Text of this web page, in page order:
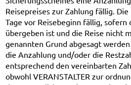
Reisepreises zur Zahlung fällig.
Tage vor Reisebeginn fällig, sofern
übergeben ist und die Reise nicht
genannten Grund abgesagt
die Anzahlung und/oder die
entsprechend den vereinbarten
obwohl VERANSTALTER zur